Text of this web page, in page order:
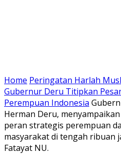
Home Peringatan Harlah
Gubernur Deru Titipkan
Perempuan Indonesia
Herman Deru,
peran strategis perempuan
masyarakat di tengah ribuan
Fatayat NU.